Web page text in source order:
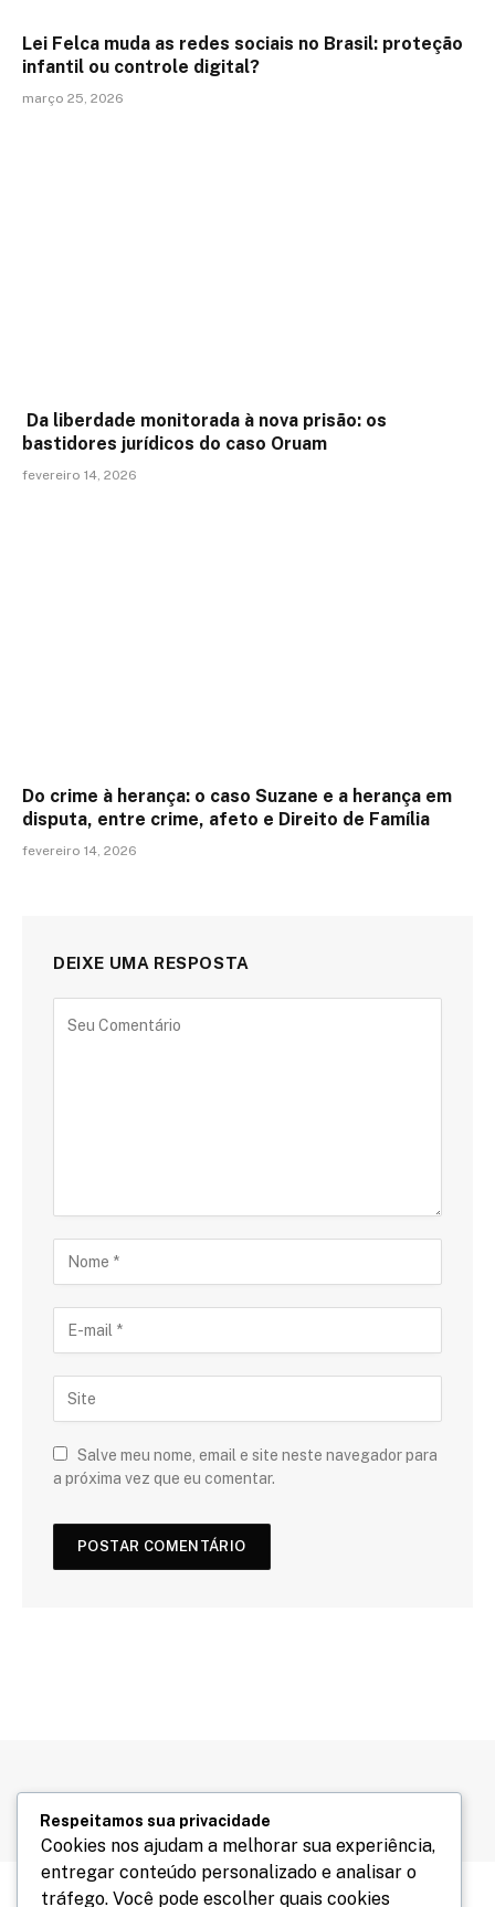
Lei Felca muda as redes sociais no Brasil: proteção
infantil ou controle digital?
março 25, 2026
Da liberdade monitorada à nova prisão: os
bastidores jurídicos do caso Oruam
fevereiro 14, 2026
Do crime à herança: o caso Suzane e a herança em
disputa, entre crime, afeto e Direito de Família
fevereiro 14, 2026
DEIXE UMA RESPOSTA
Salve meu nome, email e site neste navegador para
a próxima vez que eu comentar.
Respeitamos sua privacidade
Cookies nos ajudam a melhorar sua experiência,
entregar conteúdo personalizado e analisar o
tráfego. Você pode escolher quais cookies